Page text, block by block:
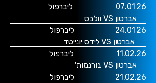
07.01.26 ליברפול
אברטון VS וולבס
24.01.26 ליברפול
אברטון VS לידס יונייטד
11.02.26 ליברפול
אברטון VS בורנמות'
21.02.26 ליברפול